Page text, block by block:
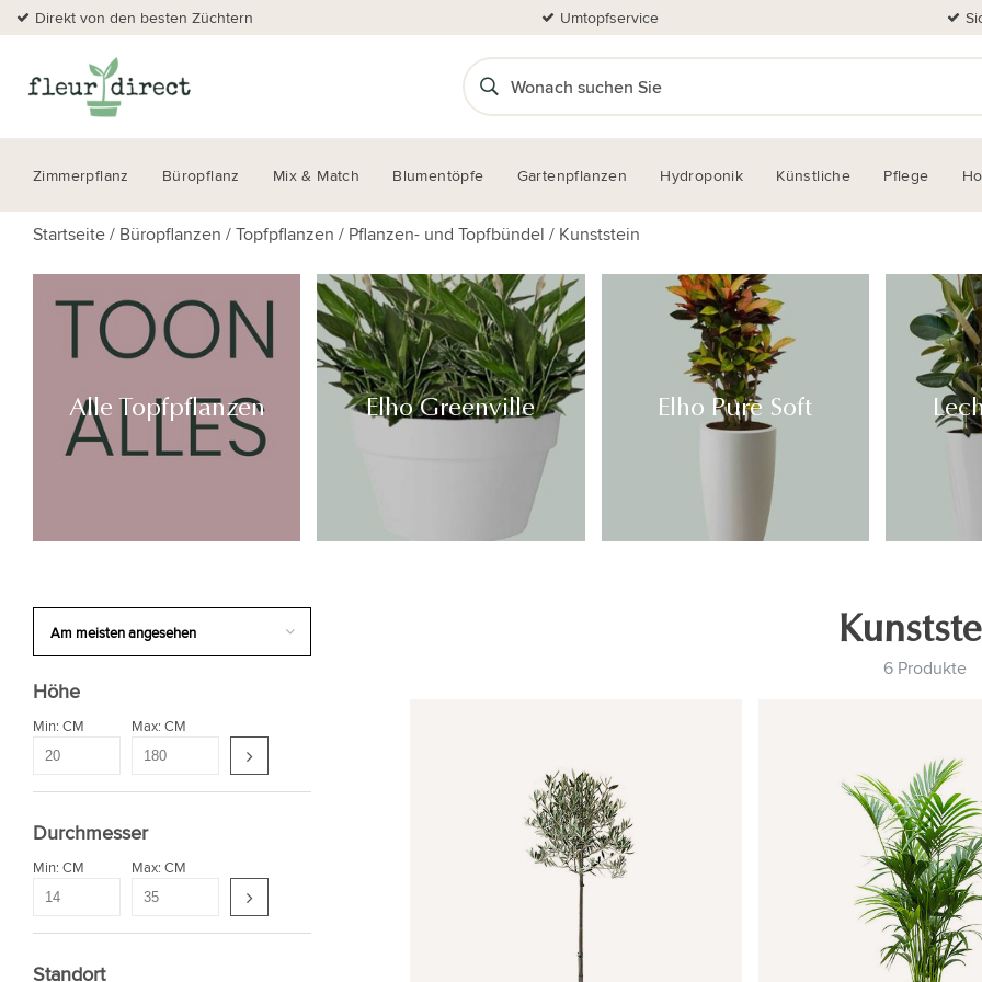
Direkt von den besten Züchtern Umtopfservice
Zimmerpflanz Büropflanz Mix & Match Blumentöpfe Gartenpflanzen Hydroponik Künstliche Pflege
Startseite/ Büropflanzen /Topfpflanzen / Pflanzen- und Topfbündel / Kunststein
Alle Topfpflanzen Elho Greenville Elho Pure Soft
Höhe
Min: CM Max: CM
Durchmesser
Min: CM Max: CM
Standort
6 Produkte